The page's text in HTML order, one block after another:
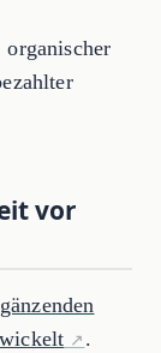
organischer
vor
.